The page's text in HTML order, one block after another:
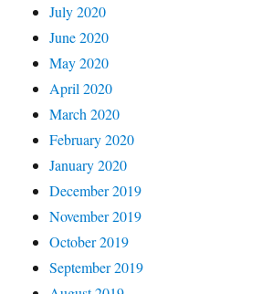
July 2020
June 2020
May 2020
April 2020
March 2020
February 2020
January 2020
December 2019
November 2019
October 2019
September 2019